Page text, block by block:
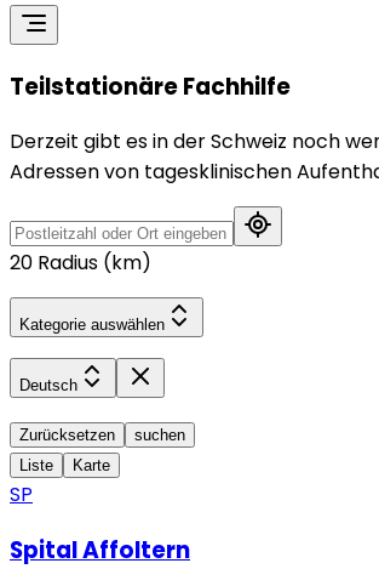
Teilstationäre Fachhilfe
Derzeit gibt es in der Schweiz noch
Adressen von tagesklinischen
20 Radius (km)
Kategorie auswählen
Deutsch
Zurücksetzen
suchen
Liste
Karte
SP
Spital Affoltern